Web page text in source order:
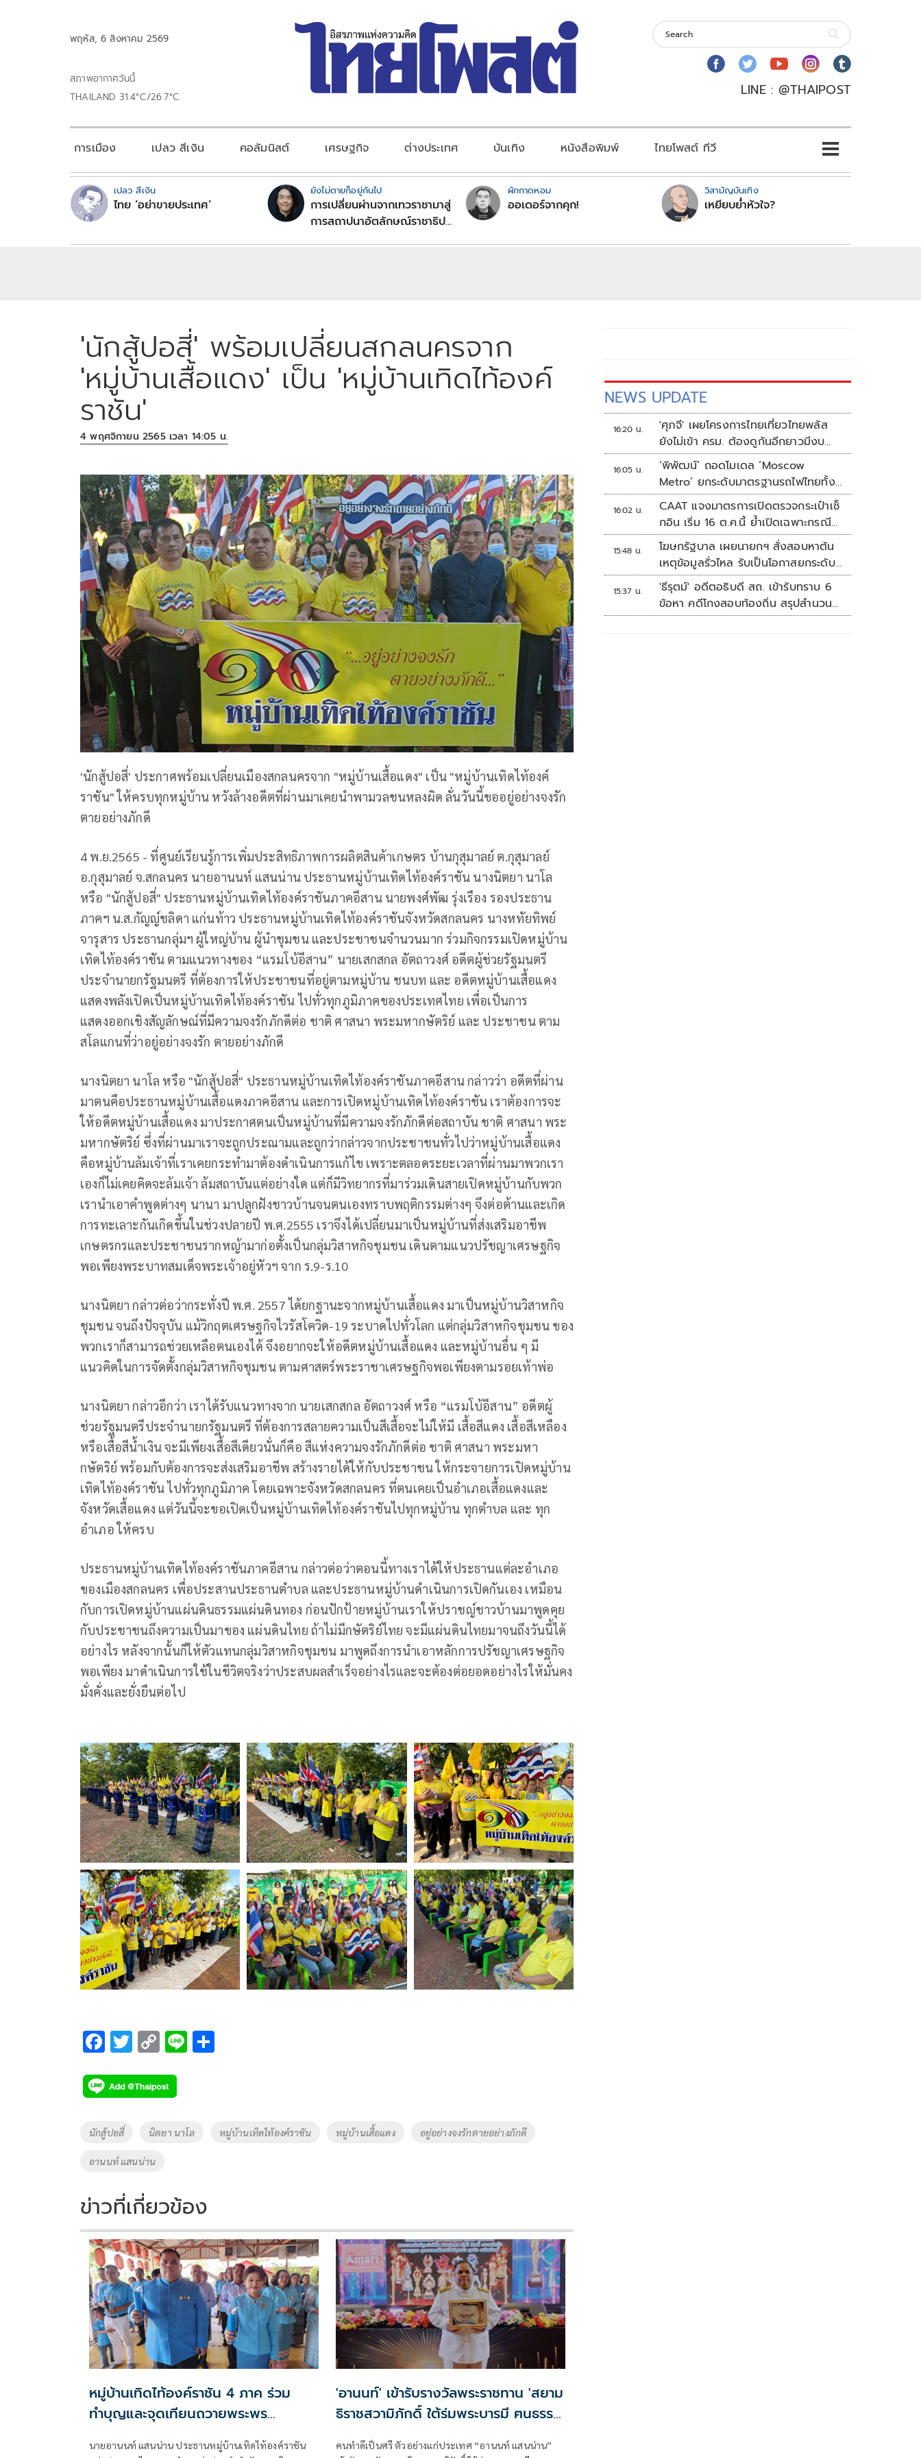
พฤหัส, 6 สิงหาคม 2569
สภาพอากาศวันนี้
THAILAND 31.4°C/26.7°C
LINE : @THAIPOST
การเมือง เปลว สีเงิน คอลัมนิสต์ เศรษฐกิจ ต่างประเทศ บันเทิง หนังสือพิมพ์ ไทยโพสต์ ทีวี
เปลว สีเงิน
ไทย ‘อย่าขายประเทศ’
ยังไม่ตายก็อยู่กันไป
การเปลี่ยนผ่านจากเทวราชามาสู่
การสถาปนาอัตลักษณ์ราชาธิป
ผักกาดหอม
ออเดอร์จากคุก!
วิสามัญบันเทิง
เหยียบย่ำหัวใจ?
'นักสู้ปอสี่' พร้อมเปลี่ยนสกลนครจาก
'หมู่บ้านเสื้อแดง' เป็น 'หมู่บ้านเทิดไท้องค์
ราชัน'
4 พฤศจิกายน 2565 เวลา 14:05 น.
'นักสู้ปอสี่' ประกาศพร้อมเปลี่ยนเมืองสกลนครจาก "หมู่บ้านเสื้อแดง" เป็น "หมู่บ้านเทิดไท้องค์
ราชัน" ให้ครบทุกหมู่บ้าน หวังล้างอดีตที่ผ่านมาเคยนำพามวลชนหลงผิด ลั่นวันนี้ขออยู่อย่างจงรัก
ตายอย่างภักดี
4 พ.ย.2565 - ที่ศูนย์เรียนรู้การเพิ่มประสิทธิภาพการผลิตสินค้าเกษตร บ้านกุสุมาลย์ ต.กุสุมาลย์
อ.กุสุมาลย์ จ.สกลนคร นายอานนท์ แสนน่าน ประธานหมู่บ้านเทิดไท้องค์ราชัน นางนิตยา นาโล
หรือ "นักสู้ปอสี่" ประธานหมู่บ้านเทิดไท้องค์ราชันภาคอีสาน นายพงศ์พัฒ รุ่งเรือง รองประธาน
ภาคฯ น.ส.กัญญ์ชลิดา แก่นท้าว ประธานหมู่บ้านเทิดไท้องค์ราชันจังหวัดสกลนคร นางหทัยทิพย์
จารุสาร ประธานกลุ่มฯ ผู้ใหญ่บ้าน ผู้นำชุมชน และประชาชนจำนวนมาก ร่วมกิจกรรมเปิดหมู่บ้าน
เทิดไท้องค์ราชัน ตามแนวทางของ “แรมโบ้อีสาน” นายเสกสกล อัตถาวงศ์ อดีตผู้ช่วยรัฐมนตรี
ประจำนายกรัฐมนตรี ที่ต้องการให้ประชาชนที่อยู่ตามหมู่บ้าน ชนบท และ อดีตหมู่บ้านเสื้อแดง
แสดงพลังเปิดเป็นหมู่บ้านเทิดไท้องค์ราชัน ไปทั่วทุกภูมิภาคของประเทศไทย เพื่อเป็นการ
แสดงออกเชิงสัญลักษณ์ที่มีความจงรักภักดีต่อ ชาติ ศาสนา พระมหากษัตริย์ และ ประชาชน ตาม
สโลแกนที่ว่าอยู่อย่างจงรัก ตายอย่างภักดี
นางนิตยา นาโล หรือ "นักสู้ปอสี่" ประธานหมู่บ้านเทิดไท้องค์ราชันภาคอีสาน กล่าวว่า อดีตที่ผ่าน
มาตนคือประธานหมู่บ้านเสื้อแดงภาคอีสาน และการเปิดหมู่บ้านเทิดไท้องค์ราชัน เราต้องการจะ
ให้อดีตหมู่บ้านเสื้อแดง มาประกาศตนเป็นหมู่บ้านที่มีความจงรักภักดีต่อสถาบัน ชาติ ศาสนา พระ
มหากษัตริย์ ซึ่งที่ผ่านมาเราจะถูกประณามและถูกว่ากล่าวจากประชาชนทั่วไปว่าหมู่บ้านเสื้อแดง
คือหมู่บ้านล้มเจ้าที่เราเคยกระทำมาต้องดำเนินการแก้ไข เพราะตลอดระยะเวลาที่ผ่านมาพวกเรา
เองก็ไม่เคยคิดจะล้มเจ้า ล้มสถาบันแต่อย่างใด แต่ก็มีวิทยากรที่มาร่วมเดินสายเปิดหมู่บ้านกับพวก
เรานำเอาคำพูดต่างๆ นานา มาปลูกฝังชาวบ้านจนตนเองทราบพฤติกรรมต่างๆ จึงต่อต้านและเกิด
การทะเลาะกันเกิดขึ้นในช่วงปลายปี พ.ศ.2555 เราจึงได้เปลี่ยนมาเป็นหมู่บ้านที่ส่งเสริมอาชีพ
เกษตรกรและประชาชนรากหญ้ามาก่อตั้งเป็นกลุ่มวิสาหกิจชุมชน เดินตามแนวปรัชญาเศรษฐกิจ
พอเพียงพระบาทสมเด็จพระเจ้าอยู่หัวฯ จาก ร.9-ร.10
นางนิตยา กล่าวต่อว่ากระทั่งปี พ.ศ. 2557 ได้ยกฐานะจากหมู่บ้านเสื้อแดง มาเป็นหมู่บ้านวิสาหกิจ
ชุมชน จนถึงปัจจุบัน แม้วิกฤตเศรษฐกิจไวรัสโควิด-19 ระบาดไปทั่วโลก แต่กลุ่มวิสาหกิจชุมชน ของ
พวกเราก็สามารถช่วยเหลือตนเองได้ จึงอยากจะให้อดีตหมู่บ้านเสื้อแดง และหมู่บ้านอื่น ๆ มี
แนวคิดในการจัดตั้งกลุ่มวิสาหกิจชุมชน ตามศาสตร์พระราชาเศรษฐกิจพอเพียงตามรอยเท้าพ่อ
นางนิตยา กล่าวอีกว่า เราได้รับแนวทางจาก นายเสกสกล อัตถาวงศ์ หรือ “แรมโบ้อีสาน” อดีตผู้
ช่วยรัฐมนตรีประจำนายกรัฐมนตรี ที่ต้องการสลายความเป็นสีเสื้อจะไม่ให้มี เสื้อสีแดง เสื้อสีเหลือง
หรือเสื้อสีน้ำเงิน จะมีเพียงเสื้อสีเดียวนั่นก็คือ สีแห่งความจงรักภักดีต่อ ชาติ ศาสนา พระมหา
กษัตริย์ พร้อมกับต้องการจะส่งเสริมอาชีพ สร้างรายได้ให้กับประชาชน ให้กระจายการเปิดหมู่บ้าน
เทิดไท้องค์ราชัน ไปทั่วทุกภูมิภาค โดยเฉพาะจังหวัดสกลนคร ที่ตนเคยเป็นอำเภอเสื้อแดงและ
จังหวัดเสื้อแดง แต่วันนี้จะขอเปิดเป็นหมู่บ้านเทิดไท้องค์ราชันไปทุกหมู่บ้าน ทุกตำบล และ ทุก
อำเภอ ให้ครบ
ประธานหมู่บ้านเทิดไท้องค์ราชันภาคอีสาน กล่าวต่อว่าตอนนี้ทางเราได้ให้ประธานแต่ละอำเภอ
ของเมืองสกลนคร เพื่อประสานประธานตำบล และประธานหมู่บ้านดำเนินการเปิดกันเอง เหมือน
กับการเปิดหมู่บ้านแผ่นดินธรรมแผ่นดินทอง ก่อนปักป้ายหมู่บ้านเราให้ปราชญ์ชาวบ้านมาพูดคุย
กับประชาชนถึงความเป็นมาของ แผ่นดินไทย ถ้าไม่มีกษัตริย์ไทย จะมีแผ่นดินไทยมาจนถึงวันนี้ได้
อย่างไร หลังจากนั้นก็ให้ตัวแทนกลุ่มวิสาหกิจชุมชน มาพูดถึงการนำเอาหลักการปรัชญาเศรษฐกิจ
พอเพียง มาดำเนินการใช้ในชีวิตจริงว่าประสบผลสำเร็จอย่างไรและจะต้องต่อยอดอย่างไรให้มั่นคง
มั่งคั่งและยั่งยืนต่อไป
F
e
b
o
o
k
T
tt
er
C
p
y
Li
Li
Tags
นักสู้ปอสี่ นิตยา นาโล หมู่บ้านเทิดไท้องค์ราชัน หมู่บ้านเสื้อแดง อยู่อย่างจงรักตายอย่างภักดี
อานนท์ แสนน่าน
ข่าวที่เกี่ยวข้อง
หมู่บ้านเทิดไท้องค์ราชัน 4 ภาค ร่วม
ทำบุญและจุดเทียนถวายพระพร
นายอานนท์ แสนน่าน ประธานหมู่บ้านเทิดไท้องค์ราชัน
'อานนท์' เข้ารับรางวัลพระราชทาน 'สยาม
ธิราชสวามิภักดิ์ ใต้ร่มพระบารมี ฅนธรรม
คนทำดีเป็นศรี ตัวอย่างแก่ประเทศ “อานนท์ แสนน่าน”
NEWS UPDATE
16:20 น.
'ศุภจี' เผยโครงการไทยเที่ยวไทยพลัส
ยังไม่เข้า ครม. ต้องดูกันอีกยาวมีงบ
เหลือเท่าไหร่
16:05 น.
‘พิพัฒน์’ ถอดโมเดล ‘Moscow
Metro’ ยกระดับมาตรฐานรถไฟไทยทั้ง
ระบบ
16:02 น.
CAAT แจงมาตรการเปิดตรวจกระเป๋าเช็
กอิน เริ่ม 16 ต.ค.นี้ ย้ำเปิดเฉพาะกรณี
ต้องสงสัย
15:48 น.
โฆษกรัฐบาล เผยนายกฯ สั่งสอบหาต้น
เหตุข้อมูลรั่วไหล รับเป็นโอกาสยกระดับ
ความมั่นคงปลอดภัยข้อมูลภาครัฐทั้ง
ระบบ
15:37 น.
'ธีรุตม์' อดีตอธิบดี สถ. เข้ารับทราบ 6
ข้อหา คดีโกงสอบท้องถิ่น สรุปสำนวน
ส่ง ป.ป.ช. สัปดาห์หน้า